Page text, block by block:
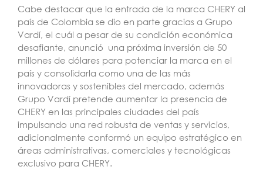
Cabe destacar que la entrada de la marca CHERY al
país de Colombia se dio en parte gracias a Grupo
Vardí, el cuál a pesar de su condición económica
desafiante, anunció una próxima inversión de 50
millones de dólares para potenciar la marca en el
país y consolidarla como una de las más
innovadoras y sostenibles del mercado, además
Grupo Vardí pretende aumentar la presencia de
CHERY en las principales ciudades del país
impulsando una red robusta de ventas y servicios,
adicionalmente conformó un equipo estratégico en
áreas administrativas, comerciales y tecnológicas
exclusivo para CHERY.